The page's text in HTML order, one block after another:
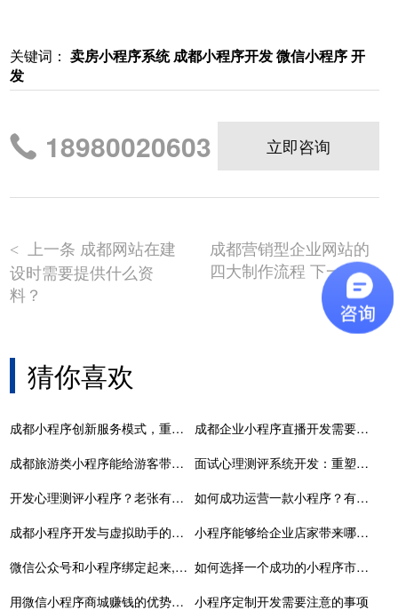
关键词：卖房小程序系统 成都小程序开发 微信小程序 开
发
18980020603 立即咨询
<
上一条 成都网站在建
设时需要提供什么资
料？
成都营销型企业网站的
四大制作流程 下一条 >
猜你喜欢
成都小程序创新服务模式，重构应用场
成都企业小程序直播开发需要什么资质？
成都旅游类小程序能给游客带来全新的感受
面试心理测评系统开发：重塑人才招聘市场格局的新力量
开发心理测评小程序？老张有解！
如何成功运营一款小程序？有什么好方法？
成都小程序开发与虚拟助手的结合可能性
小程序能够给企业店家带来哪些便利？
微信公众号和小程序绑定起来,的相关绑定操作
如何选择一个成功的小程序市场业务模型
用微信小程序商城赚钱的优势在哪？
小程序定制开发需要注意的事项